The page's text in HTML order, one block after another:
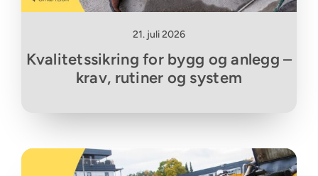
21. juli 2026
Kvalitetssikring for bygg og anlegg –
krav, rutiner og system